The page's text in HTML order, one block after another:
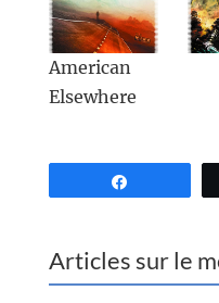
American
Elsewhere
Articles sur le